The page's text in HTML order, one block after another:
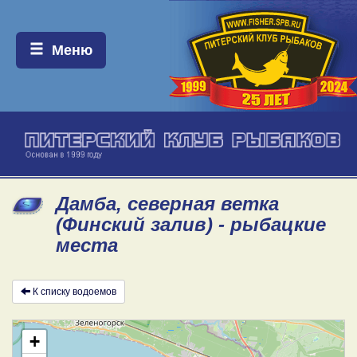
Меню:
Меню
Дамба, северная ветка
(Финский залив) - рыбацкие
места
К списку водоемов
+